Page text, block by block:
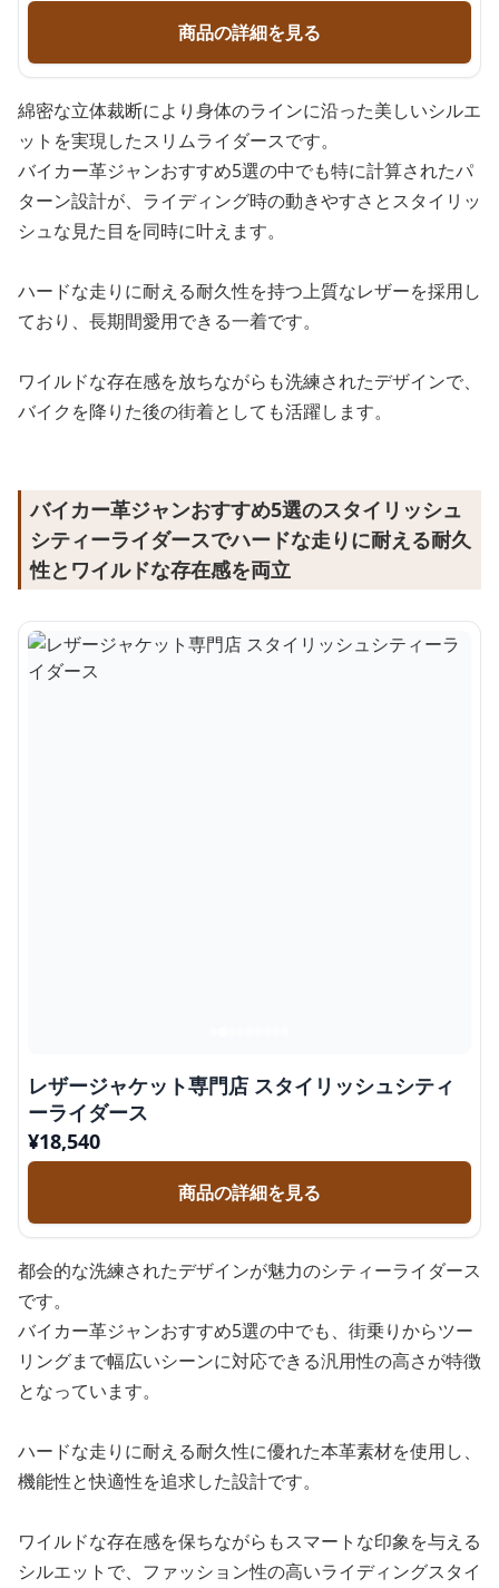
商品の詳細を見る
綿密な立体裁断により身体のラインに沿った美しいシルエ
ットを実現したスリムライダースです。
バイカー革ジャンおすすめ5選の中でも特に計算されたパ
ターン設計が、ライディング時の動きやすさとスタイリッ
シュな見た目を同時に叶えます。
ハードな走りに耐える耐久性を持つ上質なレザーを採用し
ており、長期間愛用できる一着です。
ワイルドな存在感を放ちながらも洗練されたデザインで、
バイクを降りた後の街着としても活躍します。
バイカー革ジャンおすすめ5選のスタイリッシュ
シティーライダースでハードな走りに耐える耐久
性とワイルドな存在感を両立
レザージャケット専門店 スタイリッシュシティ
ーライダース
¥18,540
商品の詳細を見る
都会的な洗練されたデザインが魅力のシティーライダース
です。
バイカー革ジャンおすすめ5選の中でも、街乗りからツー
リングまで幅広いシーンに対応できる汎用性の高さが特徴
となっています。
ハードな走りに耐える耐久性に優れた本革素材を使用し、
機能性と快適性を追求した設計です。
ワイルドな存在感を保ちながらもスマートな印象を与える
シルエットで、ファッション性の高いライディングスタイ